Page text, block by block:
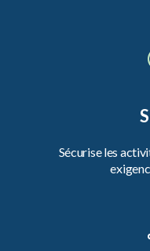
Sécurise les